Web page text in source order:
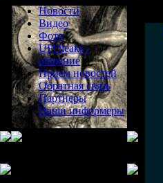
Новости
Видео
Фото
UFOleaks -
общение
Прием новостей
Обратная связь
Партнеры
Наши информеры